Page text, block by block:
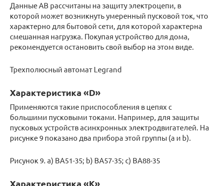
Данные АВ рассчитаны на защиту электроцепи, в
которой может возникнуть умеренный пусковой ток, что
характерно для бытовой сети, для которой характерна
смешанная нагрузка. Покупая устройство для дома,
рекомендуется остановить свой выбор на этом виде.
Трехполюсный автомат Legrand
Характеристика «D»
Применяются такие приспособления в цепях с
большими пусковыми токами. Например, для защиты
пусковых устройств асинхронных электродвигателей. На
рисунке 9 показано два прибора этой группы (a и b).
Рисунок 9. а) ВА51-35; b) BA57-35; c) BA88-35
Характеристика «K»